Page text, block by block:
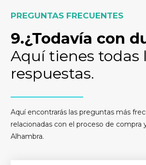
PREGUNTAS FRECUENTES
9.¿Todavía con
Aquí tienes todas
respuestas.
Aquí encontrarás las preguntas más
relacionadas con el proceso de compra
Alhambra.